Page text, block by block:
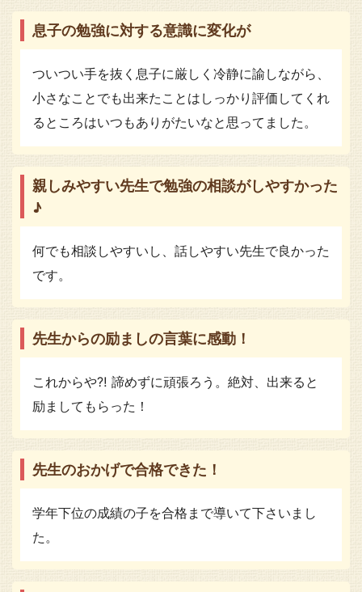
息子の勉強に対する意識に変化が
ついつい手を抜く息子に厳しく冷静に諭しながら、
小さなことでも出来たことはしっかり評価してくれ
るところはいつもありがたいなと思ってました。
親しみやすい先生で勉強の相談がしやすかった
♪
何でも相談しやすいし、話しやすい先生で良かった
です。
先生からの励ましの言葉に感動！
これからや⁈ 諦めずに頑張ろう。絶対、出来ると
励ましてもらった！
先生のおかげで合格できた！
学年下位の成績の子を合格まで導いて下さいまし
た。